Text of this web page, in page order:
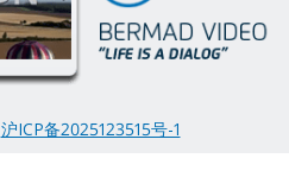
沪ICP备2025123515号-1